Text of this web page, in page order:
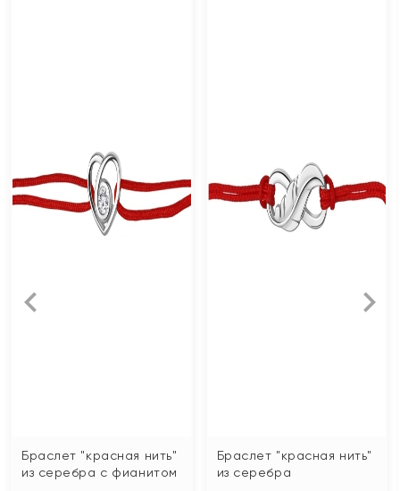
Браслет "красная нить"
из серебра с фианитом
Браслет "красная нить"
из серебра